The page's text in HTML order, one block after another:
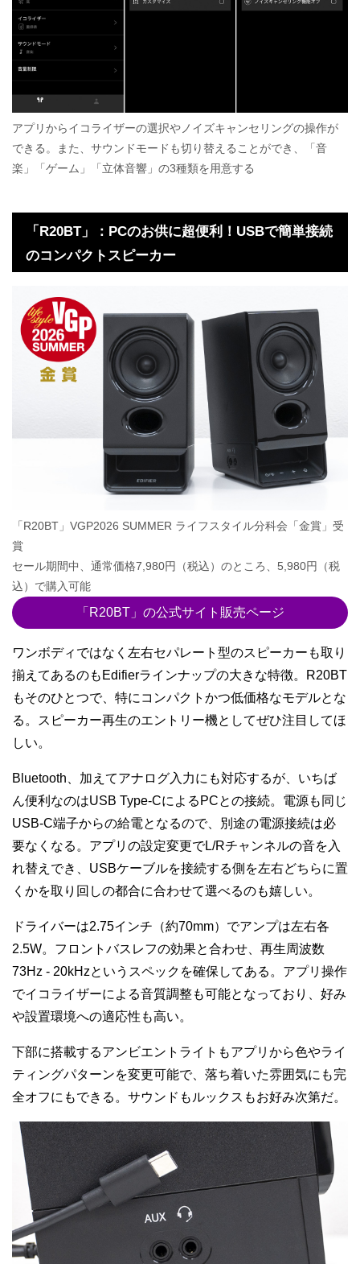
アプリからイコライザーの選択やノイズキャンセリングの操作が
できる。また、サウンドモードも切り替えることができ、「音
楽」「ゲーム」「立体音響」の3種類を用意する
「R20BT」：PCのお供に超便利！USBで簡単接続
のコンパクトスピーカー
「R20BT」VGP2026 SUMMER ライフスタイル分科会「金賞」受
賞
セール期間中、通常価格7,980円（税込）のところ、5,980円（税
込）で購入可能
「R20BT」の公式サイト販売ページ
ワンボディではなく左右セパレート型のスピーカーも取り
揃えてあるのもEdifierラインナップの大きな特徴。R20BT
もそのひとつで、特にコンパクトかつ低価格なモデルとな
る。スピーカー再生のエントリー機としてぜひ注目してほ
しい。
Bluetooth、加えてアナログ入力にも対応するが、いちば
ん便利なのはUSB Type-CによるPCとの接続。電源も同じ
USB-C端子からの給電となるので、別途の電源接続は必
要なくなる。アプリの設定変更でL/Rチャンネルの音を入
れ替えでき、USBケーブルを接続する側を左右どちらに置
くかを取り回しの都合に合わせて選べるのも嬉しい。
ドライバーは2.75インチ（約70mm）でアンプは左右各
2.5W。フロントバスレフの効果と合わせ、再生周波数
73Hz - 20kHzというスペックを確保してある。アプリ操作
でイコライザーによる音質調整も可能となっており、好み
や設置環境への適応性も高い。
下部に搭載するアンビエントライトもアプリから色やライ
ティングパターンを変更可能で、落ち着いた雰囲気にも完
全オフにもできる。サウンドもルックスもお好み次第だ。